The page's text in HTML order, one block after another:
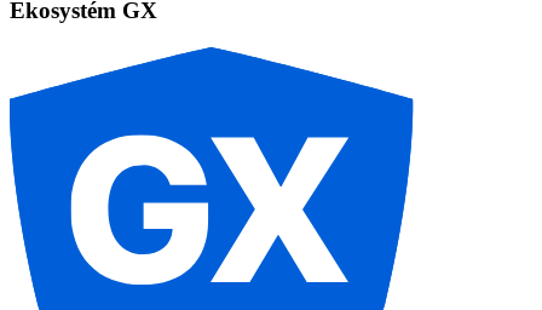
Ekosystém GX
GX